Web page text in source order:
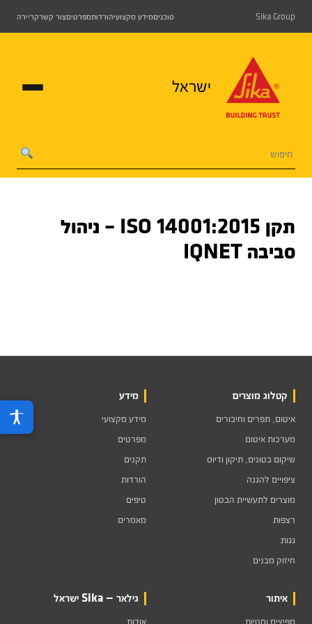
Sika Group סוכניםמידע מקצועיהורדותמפרטיםצור קשרקריירה
ישראל
תקן 2015:ISO 14001 – ניהול
סביבה IQNET
קטלוג מוצרים
איטום, תפרים וחיבורים
מערכות איטום
שיקום בטונים, תיקון ודיוס
ציפויים להגנה
מוצרים לתעשיית הבטון
רצפות
גגות
חיזוק מבנים
מידע
מידע מקצועי
מפרטים
תקנים
הורדות
טיפים
מאמרים
איתור
מפיצים וחנויות
גילאר — Sika ישראל
אודות